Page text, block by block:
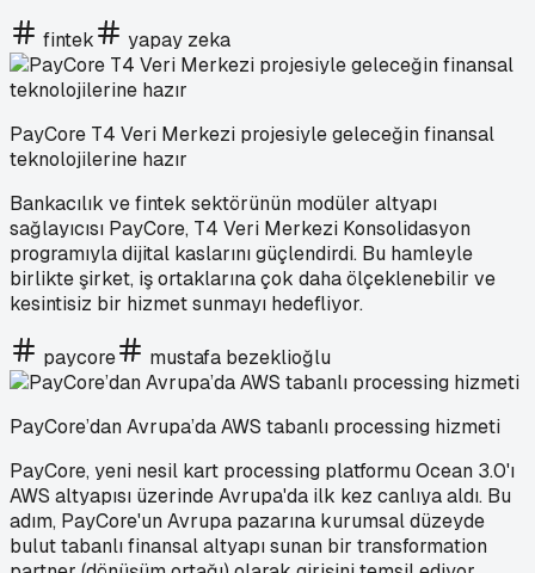
fintek yapay zeka
PayCore T4 Veri Merkezi projesiyle geleceğin finansal
teknolojilerine hazır
Bankacılık ve fintek sektörünün modüler altyapı
sağlayıcısı PayCore, T4 Veri Merkezi Konsolidasyon
programıyla dijital kaslarını güçlendirdi. Bu hamleyle
birlikte şirket, iş ortaklarına çok daha ölçeklenebilir ve
kesintisiz bir hizmet sunmayı hedefliyor.
paycore mustafa bezeklioğlu
PayCore’dan Avrupa’da AWS tabanlı processing hizmeti
PayCore, yeni nesil kart processing platformu Ocean 3.0'ı
AWS altyapısı üzerinde Avrupa'da ilk kez canlıya aldı. Bu
adım, PayCore'un Avrupa pazarına kurumsal düzeyde
bulut tabanlı finansal altyapı sunan bir transformation